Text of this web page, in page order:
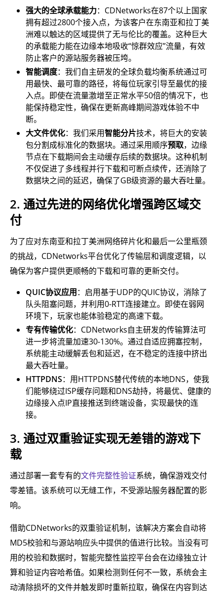
强大的全球承载能力：CDNetworks在87个以上国家
拥有超过2800个接入点，为该客户在东南亚和拉丁美
洲难以触达的区域提供了无与伦比的覆盖。这种巨大
的承载能力能在边缘本地吸收“惊群效应”流量，有效
防止客户的源站服务器被压垮。
智能调度：我们自主研发的全球负载均衡系统通过可
用最快、最可靠的路径，将每位玩家引导至最优的接
入点。即使在流量激增至正常水平50倍的情况下，也
能保持稳定性，确保在更新高峰期间游戏体验不中
断。
大文件优化：我们采用智能分片技术，将巨大的安装
包分割成标准化的数据块。通过采用顺序预取，边缘
节点在下载期间会主动缓存后续的数据块。这种机制
不仅促进了多线程并行下载和可断点续传，还消除了
数据块之间的延迟，确保了GB级资源的最大吞吐量。
2. 通过先进的网络优化增强跨区域交
付
为了应对东南亚和拉丁美洲网络碎片化和最后一公里瓶颈
的挑战，CDNetworks平台优化了传输层和调度逻辑，以
确保为客户提供更顺畅的下载和可靠的更新交付。
QUIC协议应用：启用基于UDP的QUIC协议，消除了
队头阻塞问题，并利用0-RTT连接建立。即使在弱网
环境下，玩家也能体验稳定的高速下载。
专有传输优化：CDNetworks自主研发的传输算法可
进一步将流量加速30-130%。通过自适应拥塞控制，
系统能主动缓解丢包和延迟，在不稳定的连接中挤出
最大吞吐量。
HTTPDNS：用HTTPDNS替代传统的本地DNS，使我
们能够绕过ISP缓存问题和DNS劫持，将最优、健康的
边缘接入点IP直接推送到终端设备，实现最快的连
接。
3. 通过双重验证实现无差错的游戏下
载
通过部署一套专有的文件完整性验证系统，确保游戏交付
零差错。该系统可以无缝工作，不受源站服务器配置的影
响。
借助CDNetworks的双重验证机制，该解决方案会自动将
MD5校验和与源站响应头中提供的值进行比较。当没有可
用的校验和数据时，智能完整性监控平台会在边缘独立计
算和验证内容哈希值。如果检测到任何不一致，系统会主
动清除损坏的文件并触发即时重新拉取，确保在内容到达